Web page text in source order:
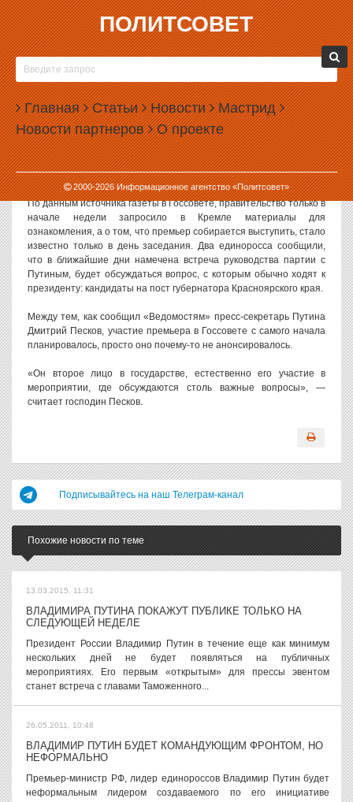
ПОЛИТСОВЕТ
Главная Статьи Новости Мастрид
Новости партнеров О проекте
2000-2026Информационное агентство «Политсовет»
25.01.2010, 11:20
ВЛАДИМИРА ПУТИНА НА ГОССОВЕТЕ НИКТО
НЕ ЖДАЛ
Владимир Путин, выступивший в пятницу на заседании
Госсовета с защитой созданной им системы, появился на
заседании неожиданно — перейдя в правительство, Путин стал
воздерживаться от политических оценок и отсутствовал на
политических совещаниях в Кремле, пишет газета «Ведомости».
По данным источника газеты в Госсовете, правительство только в
начале недели запросило в Кремле материалы для
ознакомления, а о том, что премьер собирается выступить, стало
известно только в день заседания. Два единоросса сообщили,
что в ближайшие дни намечена встреча руководства партии с
Путиным, будет обсуждаться вопрос, с которым обычно ходят к
президенту: кандидаты на пост губернатора Красноярского края.
Между тем, как сообщил «Ведомостям» пресс-секретарь Путина
Дмитрий Песков, участие премьера в Госсовете с самого начала
планировалось, просто оно почему-то не анонсировалось.
«Он второе лицо в государстве, естественно его участие в
мероприятии, где обсуждаются столь важные вопросы», —
считает господин Песков.
Подписывайтесь на наш Телеграм-канал
Похожие новости по теме
13.03.2015, 11:31
ВЛАДИМИРА ПУТИНА ПОКАЖУТ ПУБЛИКЕ ТОЛЬКО НА
СЛЕДУЮЩЕЙ НЕДЕЛЕ
Президент России Владимир Путин в течение еще как минимум
нескольких дней не будет появляться на публичных
мероприятиях. Его первым «открытым» для прессы эвентом
станет встреча с главами Таможенного...
26.05.2011, 10:48
ВЛАДИМИР ПУТИН БУДЕТ КОМАНДУЮЩИМ ФРОНТОМ, НО
НЕФОРМАЛЬНО
Премьер-министр РФ, лидер единороссов Владимир Путин будет
неформальным лидером создаваемого по его инициативе